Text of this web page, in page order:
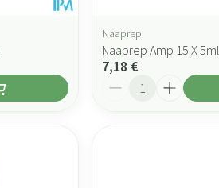
Naaprep
Naaprep Amp 15 X 5ml
7,18 €
Quantité